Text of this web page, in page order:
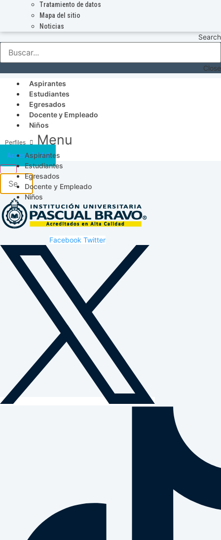
Tratamiento de datos
Mapa del sitio
Noticias
Search
Close
Aspirantes
Estudiantes
Egresados
Docente y Empleado
Niños
Menu
Aspirantes
Estudiantes
Egresados
Docente y Empleado
Niños
Acceso SICAU
Facebook Twitter